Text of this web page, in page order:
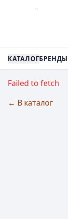
КАТАЛОГБРЕНДЫ
Failed to fetch
← В каталог